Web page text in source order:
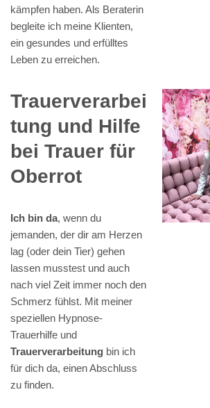
kämpfen haben. Als Beraterin
begleite ich meine Klienten,
ein gesundes und erfülltes
Leben zu erreichen.
Trauerverarbei
tung und Hilfe
bei Trauer für
Oberrot
Ich bin da, wenn du
jemanden, der dir am Herzen
lag (oder dein Tier) gehen
lassen musstest und auch
nach viel Zeit immer noch den
Schmerz fühlst. Mit meiner
speziellen Hypnose-
Trauerhilfe und
Trauerverarbeitung bin ich
für dich da, einen Abschluss
zu finden.